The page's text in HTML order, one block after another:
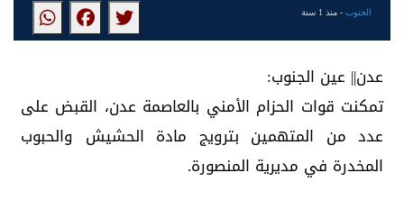
الجنوب- منذ 1 سنة
عدن|| عين الجنوب:
تمكنت قوات الحزام الأمني بالعاصمة عدن، القبض على
عدد من المتهمين بترويج مادة الحشيش والحبوب
المخدرة في مديرية المنصورة.